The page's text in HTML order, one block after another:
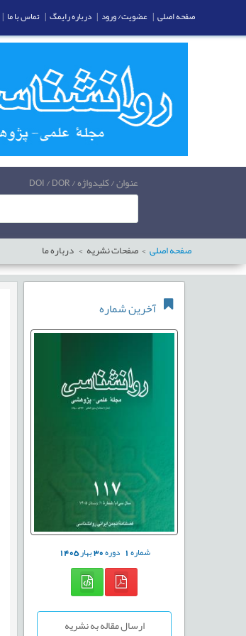
عنوان / کلیدواژه / DOI / DOR
صفحه اصلی صفحات نشریه درباره ما
آخرین شماره
شماره1 دوره30بهار1405
ارسال مقاله به نشریه
صفحه اصلی | عضویت/ ورود | درباره رایمگ | تماس با ما |